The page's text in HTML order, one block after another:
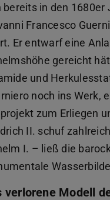
bereits in den
Francesco
Er entwarf eine
gereicht
und
noch ins Werk,
zum Erliegen
II. schuf
I. – ließ die
verlorene Modell